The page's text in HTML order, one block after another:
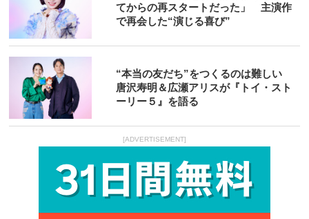
てからの再スタートだった」 主演作
で再会した“演じる喜び”
“本当の友だち”をつくるのは難しい
唐沢寿明＆広瀬アリスが『トイ・スト
ーリー５』を語る
[ADVERTISEMENT]